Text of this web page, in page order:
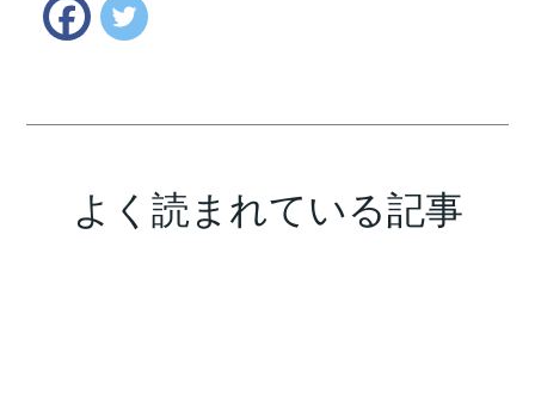
Facebook
よく読まれている記事